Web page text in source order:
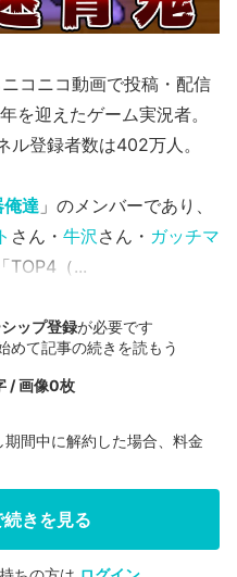
コニコ動画で投稿・配信
を迎えたゲーム実況者。
登録者数は402万人。
達 」のメンバーであり、
さん・ 牛沢 さん・ ガッチマ
TOP4（...
ップ登録が必要です
めて記事の続きを読もう
/ 画像0枚
間中に解約した場合、料金
きを見る